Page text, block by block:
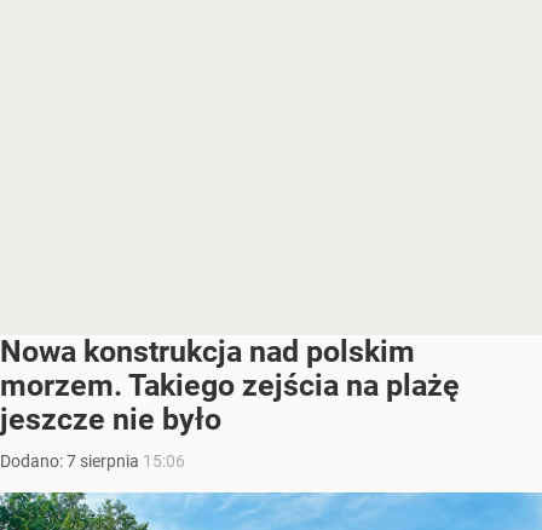
Nowa konstrukcja nad polskim
morzem. Takiego zejścia na plażę
jeszcze nie było
Dodano:7 sierpnia 15:06